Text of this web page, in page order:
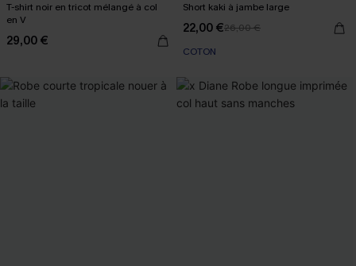
T-shirt noir en tricot mélangé à col
en V
29,00 €
Short kaki à jambe large
22,00 €26,00 €
COTON